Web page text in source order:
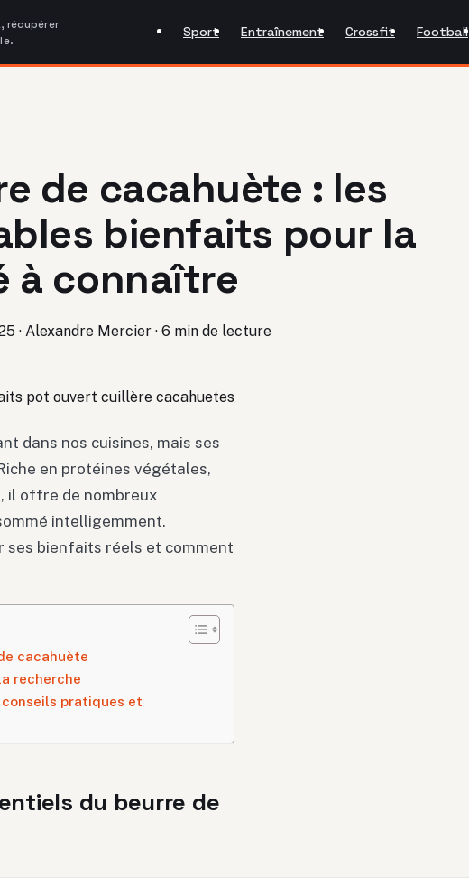
récupérer
Sport Entraînement Crossfit Football
de cacahuète : les
bienfaits pour la
à connaître
· Alexandre Mercier · 6 min de lecture
dans nos cuisines, mais ses
en protéines végétales,
il offre de nombreux
intelligemment.
ses bienfaits réels et comment
cacahuète
recherche
pratiques et
du beurre de